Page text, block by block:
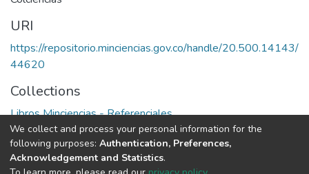
URI
https://repositorio.minciencias.gov.co/handle/20.500.14143/
44620
Collections
Libros Minciencias - Referenciales
Full item page
We collect and process your personal information for the
following purposes: Authentication, Preferences,
Acknowledgement and Statistics.